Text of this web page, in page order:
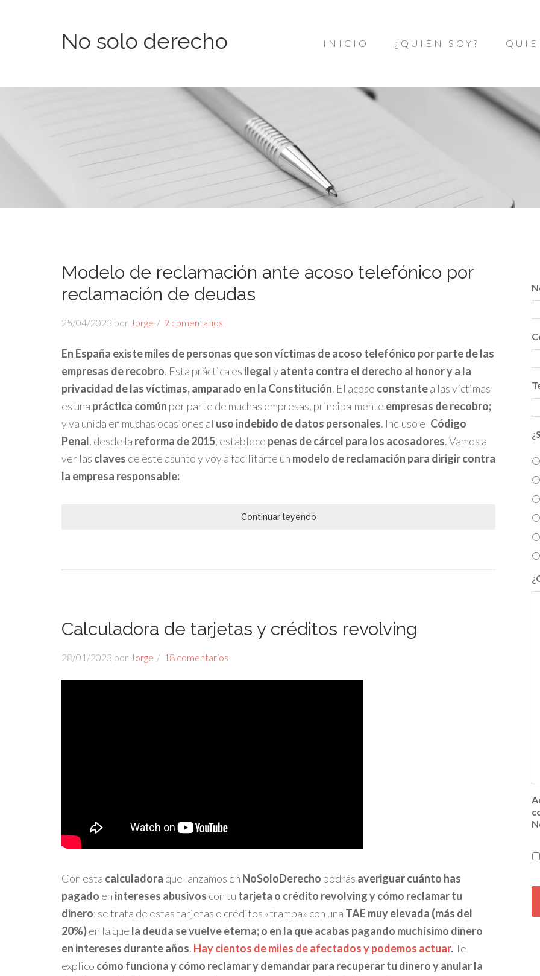
No solo derecho INICIO ¿QUIÉN SOY?
Modelo de reclamación ante acoso telefónico por
reclamación de deudas
25/04/2023 por Jorge 9 comentarios
En España existe miles de personas que son víctimas de acoso telefónico por parte de las
empresas de recobro. Esta práctica es ilegalyatenta contra el derecho al honor y a la
privacidad de las víctimas, amparado en la Constitución. El acoso constantea las víctimas
es una práctica común por parte de muchas empresas, principalmente empresas de recobro;
y va unida en muchas ocasiones al uso indebido de datos personales. Incluso el Código
Penal, desde la reforma de 2015, establece penas de cárcel para los acosadores. Vamos a
ver las claves de este asunto y voy a facilitarte un modelo de reclamación para dirigir contra
la empresa responsable:
Continuar leyendo
Calculadora de tarjetas y créditos revolving
28/01/2023 por Jorge 18 comentarios
Con esta calculadora que lanzamos en NoSoloDerecho podrás averiguar cuánto has
pagado en intereses abusivos con tu tarjeta o crédito revolvingy cómo reclamar tu
dinero: se trata de estas tarjetas o créditos «trampa» con una TAE muy elevada (más del
20%)en la que la deuda se vuelveeterna; o en la que acabas pagando muchísimo dinero
en intereses durante años. Hay cientos de miles de afectados y podemos actuar.Te
explico cómo funciona y cómo reclamar y demandar para recuperar tu dinero y anular la
T